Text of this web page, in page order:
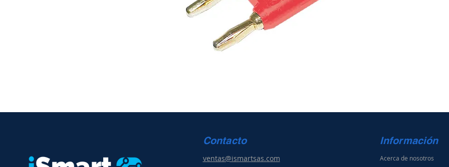
Contacto
ventas@ismartsas.com
Información
Acerca de nosotros